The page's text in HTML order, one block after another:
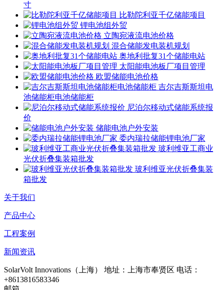
寸
比勒陀利亚千亿储能项目
锂电池组外贸
立陶宛液流电池价格
混合储能发电装机规划
奥地利批复31个储能电站
太阳能电池板厂项目管理
欧盟储能电池价格
吉尔吉斯斯坦电
池储能柜电池储能柜
尼泊尔移动式储能系统报
价
储能电池户外安装
委内瑞拉储能锂电池厂家
玻利维亚工商业
光伏折叠集装箱批发
玻利维亚光伏折叠集装
箱批发
关于我们
产品中心
工程案例
新闻资讯
SolarVolt Innovations（上海） 地址：上海市奉贤区 电话：
+8613816583346